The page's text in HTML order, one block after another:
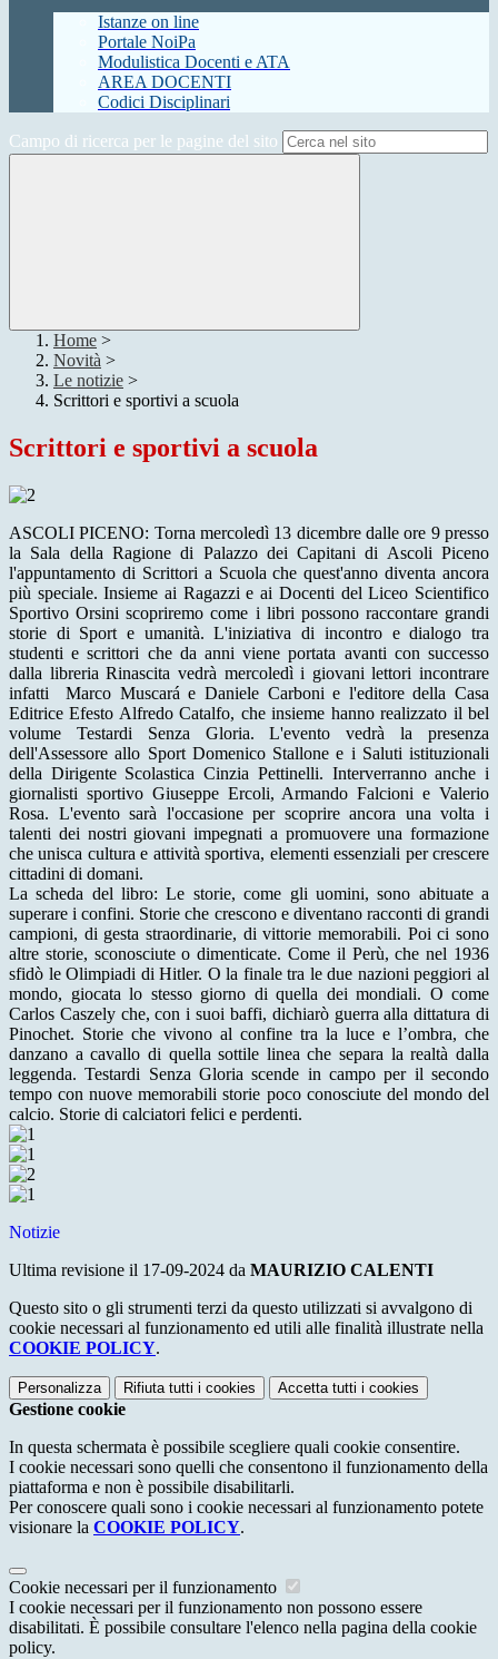
Istanze on line
Portale NoiPa
Modulistica Docenti e ATA
AREA DOCENTI
Codici Disciplinari
Campo di ricerca per le pagine del sito
Home >
Novità >
Le notizie >
Scrittori e sportivi a scuola
Scrittori e sportivi a scuola
ASCOLI PICENO: Torna mercoledì 13 dicembre dalle ore 9 presso
la Sala della Ragione di Palazzo dei Capitani di Ascoli Piceno
l'appuntamento di Scrittori a Scuola che quest'anno diventa ancora
più speciale. Insieme ai Ragazzi e ai Docenti del Liceo Scientifico
Sportivo Orsini scopriremo come i libri possono raccontare grandi
storie di Sport e umanità. L'iniziativa di incontro e dialogo tra
studenti e scrittori che da anni viene portata avanti con successo
dalla libreria Rinascita vedrà mercoledì i giovani lettori incontrare
infatti Marco Muscará e Daniele Carboni e l'editore della Casa
Editrice Efesto Alfredo Catalfo, che insieme hanno realizzato il bel
volume Testardi Senza Gloria. L'evento vedrà la presenza
dell'Assessore allo Sport Domenico Stallone e i Saluti istituzionali
della Dirigente Scolastica Cinzia Pettinelli. Interverranno anche i
giornalisti sportivo Giuseppe Ercoli, Armando Falcioni e Valerio
Rosa. L'evento sarà l'occasione per scoprire ancora una volta i
talenti dei nostri giovani impegnati a promuovere una formazione
che unisca cultura e attività sportiva, elementi essenziali per crescere
cittadini di domani.
La scheda del libro: Le storie, come gli uomini, sono abituate a
superare i confini. Storie che crescono e diventano racconti di grandi
campioni, di gesta straordinarie, di vittorie memorabili. Poi ci sono
altre storie, sconosciute o dimenticate. Come il Perù, che nel 1936
sfidò le Olimpiadi di Hitler. O la finale tra le due nazioni peggiori al
mondo, giocata lo stesso giorno di quella dei mondiali. O come
Carlos Caszely che, con i suoi baffi, dichiarò guerra alla dittatura di
Pinochet. Storie che vivono al confine tra la luce e l’ombra, che
danzano a cavallo di quella sottile linea che separa la realtà dalla
leggenda. Testardi Senza Gloria scende in campo per il secondo
tempo con nuove memorabili storie poco conosciute del mondo del
calcio. Storie di calciatori felici e perdenti.
Notizie
Ultima revisione il 17-09-2024 da MAURIZIO CALENTI
Questo sito o gli strumenti terzi da questo utilizzati si avvalgono di
cookie necessari al funzionamento ed utili alle finalità illustrate nella
COOKIE POLICY.
Personalizza Rifiuta tutti i cookies Accetta tutti i cookies
Gestione cookie
In questa schermata è possibile scegliere quali cookie consentire.
I cookie necessari sono quelli che consentono il funzionamento della
piattaforma e non è possibile disabilitarli.
Per conoscere quali sono i cookie necessari al funzionamento potete
visionare la COOKIE POLICY.
Cookie necessari per il funzionamento
I cookie necessari per il funzionamento non possono essere
disabilitati. È possibile consultare l'elenco nella pagina della cookie
policy.